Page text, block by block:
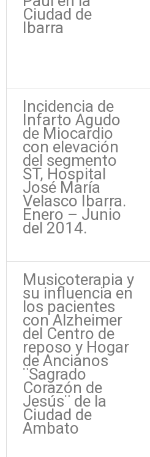
Ciudad de
Ibarra
Incidencia de
Infarto Agudo
de Miocardio
con elevación
del segmento
ST, Hospital
José María
Velasco Ibarra.
Enero – Junio
del 2014.
Musicoterapia y
su influencia en
los pacientes
con Alzheimer
del Centro de
reposo y Hogar
de Ancianos
¨Sagrado
Corazón de
Jesús¨ de la
Ciudad de
Ambato